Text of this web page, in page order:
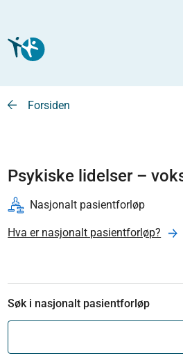
Forsiden
Psykiske lidelser –
Nasjonalt pasientforløp
Hva er nasjonalt pasientforløp?
Søk i nasjonalt pasientforløp